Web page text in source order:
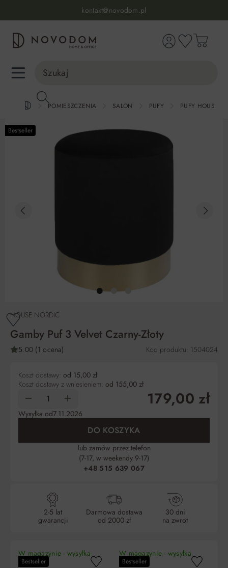
kontakt@novodom.pl
Dostawa z wniesieniem
30 dni na zwrot lub wymianę
98% zadowolonych klientów
POMIESZCZENIA SALON PUFY PUFY HOUSE
Bestseller
HOUSE NORDIC
Gamby Puf 3 Velvet Czarny-Złoty
5.00 (1 ocena) Kod produktu: 1504024
Koszt dostawy: od 15,00 zł
Koszt dostawy z wniesieniem: od 155,00 zł
179,00 zł
Wysyłka od7.11.2026
DO KOSZYKA
lub zamów przez telefon
(7-17, w weekendy 9-17)
+48 515 639 067
2-5 lat
gwarancji
Darmowa dostawa
od 2000 zł
30 dni
na zwrot
Bestseller
W magazynie - wysyłka
jutro!
Bestseller
W magazynie - wysyłka
jutro!